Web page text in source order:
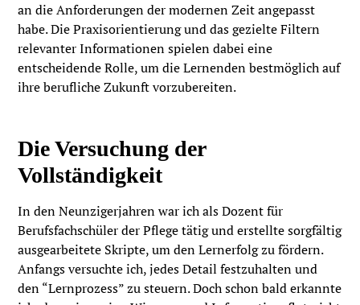
an die Anforderungen der modernen Zeit angepasst
habe. Die Praxisorientierung und das gezielte Filtern
relevanter Informationen spielen dabei eine
entscheidende Rolle, um die Lernenden bestmöglich auf
ihre berufliche Zukunft vorzubereiten.
Die Versuchung der
Vollständigkeit
In den Neunzigerjahren war ich als Dozent für
Berufsfachschüler der Pflege tätig und erstellte sorgfältig
ausgearbeitete Skripte, um den Lernerfolg zu fördern.
Anfangs versuchte ich, jedes Detail festzuhalten und
den “Lernprozess” zu steuern. Doch schon bald erkannte